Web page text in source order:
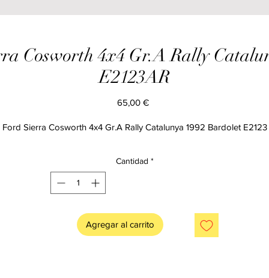
Cosworth 4x4 Gr.A Rally
E2123AR
65,00 €Precio
Ford Sierra Cosworth 4x4 Gr.A Rally Catalunya 1992 Bardolet E2123
Cantidad *
Agregar al carrito